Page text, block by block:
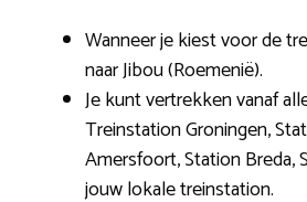
Wanneer je kiest voor de
naar Jibou (Roemenië).
Je kunt vertrekken vanaf
Treinstation Groningen,
Amersfoort, Station Breda,
jouw lokale treinstation.